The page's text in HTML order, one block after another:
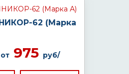
62 (Марка
от 975 руб/